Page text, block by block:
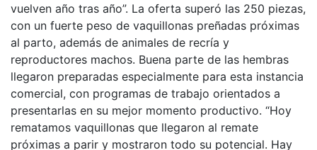
vuelven año tras año”. La oferta superó las 250 piezas,
con un fuerte peso de vaquillonas preñadas próximas
al parto, además de animales de recría y
reproductores machos. Buena parte de las hembras
llegaron preparadas especialmente para esta instancia
comercial, con programas de trabajo orientados a
presentarlas en su mejor momento productivo. “Hoy
rematamos vaquillonas que llegaron al remate
próximas a parir y mostraron todo su potencial. Hay